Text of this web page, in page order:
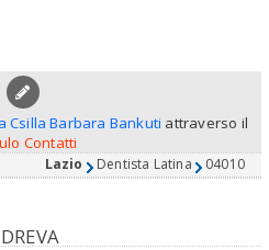
Csilla Barbara Bankuti attraverso il
Contatti
Lazio Dentista Latina 04010